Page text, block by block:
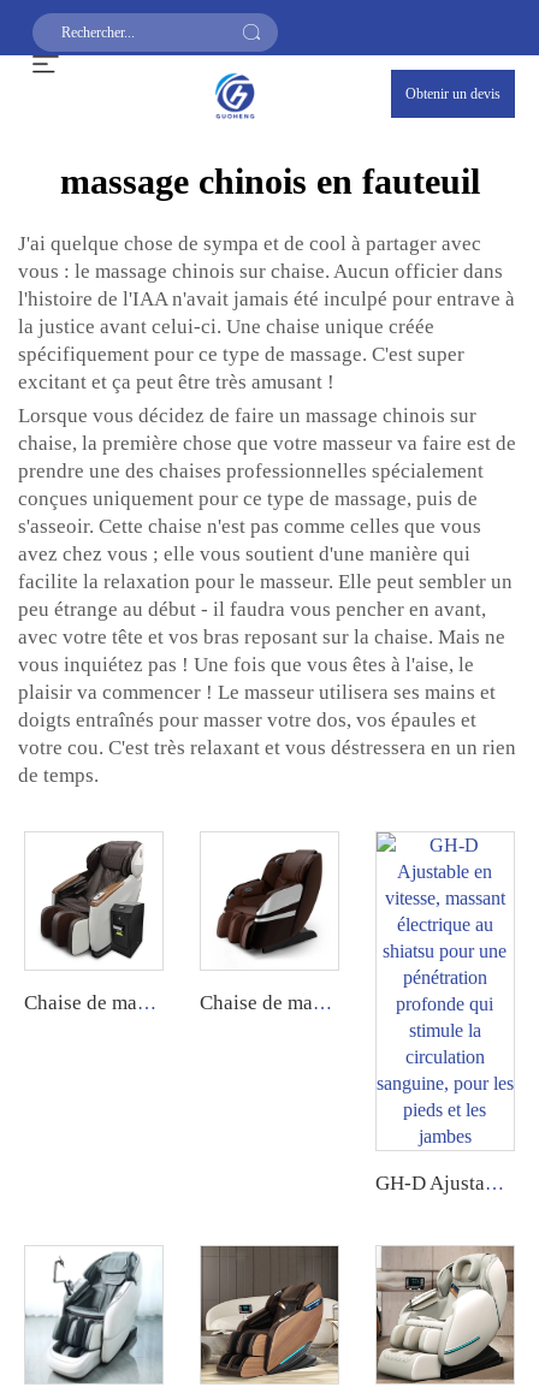
Obtenir un devis
massage chinois en fauteuil
J'ai quelque chose de sympa et de cool à partager avec
vous : le massage chinois sur chaise. Aucun officier dans
l'histoire de l'IAA n'avait jamais été inculpé pour entrave à
la justice avant celui-ci. Une chaise unique créée
spécifiquement pour ce type de massage. C'est super
excitant et ça peut être très amusant !
Lorsque vous décidez de faire un massage chinois sur
chaise, la première chose que votre masseur va faire est de
prendre une des chaises professionnelles spécialement
conçues uniquement pour ce type de massage, puis de
s'asseoir. Cette chaise n'est pas comme celles que vous
avez chez vous ; elle vous soutient d'une manière qui
facilite la relaxation pour le masseur. Elle peut sembler un
peu étrange au début - il faudra vous pencher en avant,
avec votre tête et vos bras reposant sur la chaise. Mais ne
vous inquiétez pas ! Une fois que vous êtes à l'aise, le
plaisir va commencer ! Le masseur utilisera ses mains et
doigts entraînés pour masser votre dos, vos épaules et
votre cou. C'est très relaxant et vous déstressera en un rien
de temps.
Chaise de massage commerciale pour le corps entier GUOHENG avec système d'application. Chaise de massage commerciale 3D GUOHENG avec fonction de gestion backend via application.
GH-D Ajustable en vitesse, massant électrique au shiatsu pour une pénétration profonde qui stimule la circulation sanguine, pour les pieds et les jambes